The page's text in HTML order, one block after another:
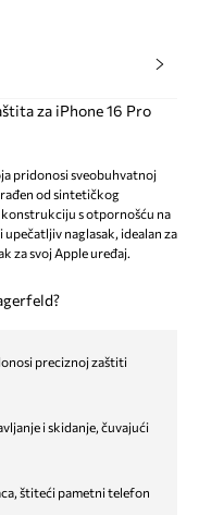
za iPhone 16 Pro
pridonosi sveobuhvatnoj
od sintetičkog
konstrukciju s otpornošću na
naglasak, idealan za
za svoj Apple uređaj.
preciznoj zaštiti
i skidanje, čuvajući
štiteći pametni telefon